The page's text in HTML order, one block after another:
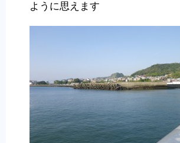
ように思えます